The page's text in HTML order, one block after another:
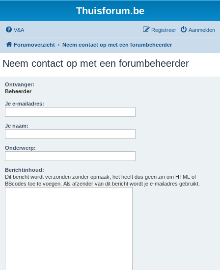
Thuisforum.be
V&A Aanmelden
Registreer
Forumoverzicht Neem contact op met een forumbeheerder
Neem contact op met een forumbeheerder
Ontvanger:
Beheerder
Je e-mailadres:
Je naam:
Onderwerp:
Berichtinhoud:
Dit bericht wordt verzonden zonder opmaak, het heeft dus geen zin om HTML of
BBcodes toe te voegen. Als afzender van dit bericht wordt je e-mailadres gebruikt.